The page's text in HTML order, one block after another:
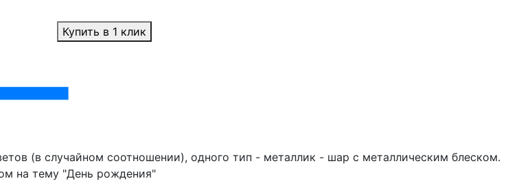
Купить в 1 клик
(в случайном соотношении), одного тип - металлик - шар с металлическим блеском.
на тему "День рождения"